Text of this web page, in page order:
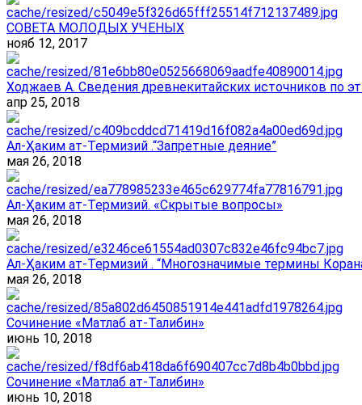
СОВЕТА МОЛОДЫХ УЧЕНЫХ
нояб 12, 2017
Ходжаев А. Сведения древнекитайских источников по
апр 25, 2018
Ал-Ҳаким ат-Термизий .“Запретные деяние”
мая 26, 2018
Ал-Ҳаким ат-Термизий. «Скрытые вопросы»
мая 26, 2018
Ал-Ҳаким ат-Термизий . “Многозначимые термины
мая 26, 2018
Сочинение «Матлаб ат-Талибин»
июнь 10, 2018
Сочинение «Матлаб ат-Талибин»
июнь 10, 2018